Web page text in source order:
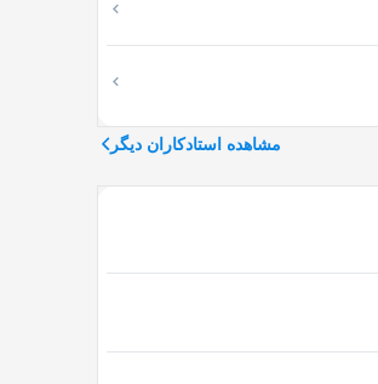
کابینت ساز فردی دقیق باشد.
انتخاب رنگ ابتکار به خرج
مشاهده استادکاران دیگر